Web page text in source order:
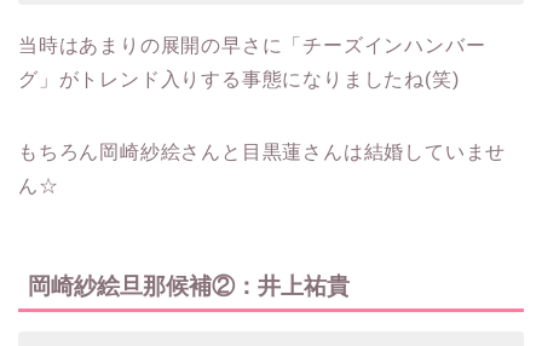
当時はあまりの展開の早さに「チーズインハンバー
グ」がトレンド入りする事態になりましたね(笑)
もちろん岡崎紗絵さんと目黒蓮さんは結婚していませ
ん☆
岡崎紗絵旦那候補②：井上祐貴